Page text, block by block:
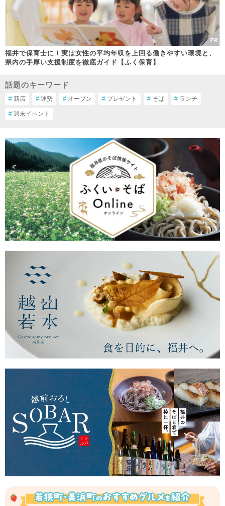
福井で保育士に！実は女性の平均年収を上回る働きやすい環境と、
県内の手厚い支援制度を徹底ガイド【ふく保育】
話題のキーワード
# 新店 # 運勢 # オープン # プレゼント # そば # ランチ
# 週末イベント